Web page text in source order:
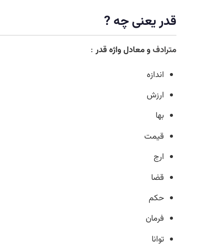
قدر یعنی چه ?
مترادفو معادل واژه قدر:
اندازه
ارزش
بها
قیمت
ارج
قضا
حکم
فرمان
توانا